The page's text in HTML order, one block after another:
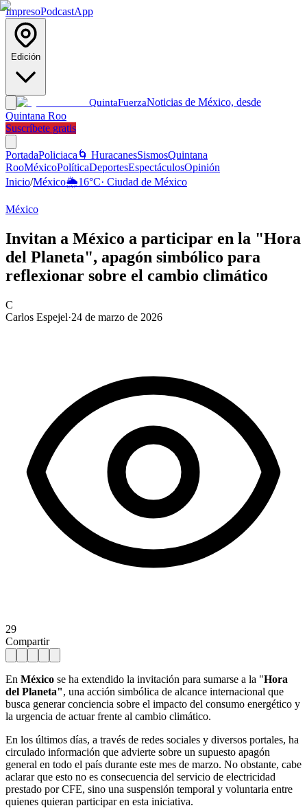
ImpresoPodcastApp
Edición
QuintaFuerzaNoticias de México, desde
Quintana Roo
Suscríbete gratis
PortadaPoliciaca 🌀 HuracanesSismosQuintana
RooMéxicoPolíticaDeportesEspectáculosOpinión
Inicio/México🌦️16°C· Ciudad de México
México
Invitan a México a participar en la "Hora
del Planeta", apagón simbólico para
reflexionar sobre el cambio climático
C
Carlos Espejel·24 de marzo de 2026
29
Compartir
En México se ha extendido la invitación para sumarse a la "Hora
del Planeta", una acción simbólica de alcance internacional que
busca generar conciencia sobre el impacto del consumo energético y
la urgencia de actuar frente al cambio climático.
En los últimos días, a través de redes sociales y diversos portales, ha
circulado información que advierte sobre un supuesto apagón
general en todo el país durante este mes de marzo. No obstante, cabe
aclarar que esto no es consecuencia del servicio de electricidad
prestado por CFE, sino una suspensión temporal y voluntaria entre
quienes quieran participar en esta iniciativa.